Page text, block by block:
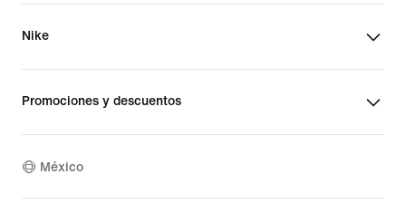
Nike
Promociones y descuentos
México